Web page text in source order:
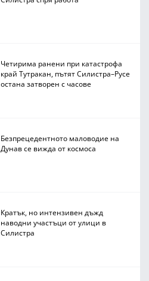
Четирима ранени при катастрофа
край Тутракан, пътят Силистра–Русе
остана затворен с часове
Безпрецедентното маловодие на
Дунав се вижда от космоса
Кратък, но интензивен дъжд
наводни участъци от улици в
Силистра